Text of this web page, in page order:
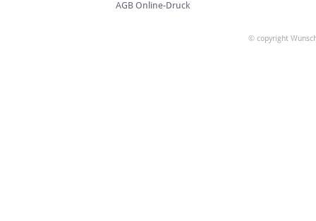
AGB Online-Druck
© copyright